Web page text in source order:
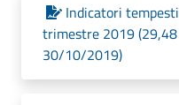
Indicatori
trimestre 2019
30/10/2019)